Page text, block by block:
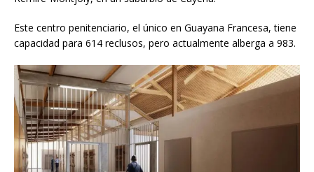
Este centro penitenciario, el único en Guayana Francesa, tiene
capacidad para 614 reclusos, pero actualmente alberga a 983.